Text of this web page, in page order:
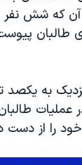
جایزه نوبل صلح
آمریکا «سی‌پک»
به چین
که شش نفر از
طالبان پیوست
به یکصد
عملیات
را از دست